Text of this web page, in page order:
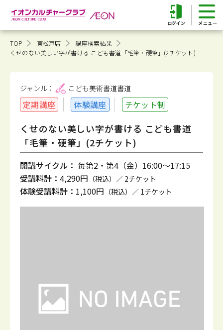
ログイン
TOP 東松戸店
講座検索結果
くせのない美しい字が書ける こども書道「毛筆・硬筆」(2チケット)
ジャンル： こども美術書道書道
定期講座 体験講座 チケット制
くせのない美しい字が書ける こども書道
「毛筆・硬筆」(2チケット)
開講サイクル： 毎第2・第4（金）16:00～17:15
受講料計： 4,290円 （税込）／ 2チケット
体験受講料計： 1,100円 （税込）／ 1チケット